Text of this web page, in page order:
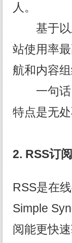
人。
基于以上
站使用率
航和内容组
一句话：
特点是无
2. RSS订
RSS是在
Simple
阅能更快